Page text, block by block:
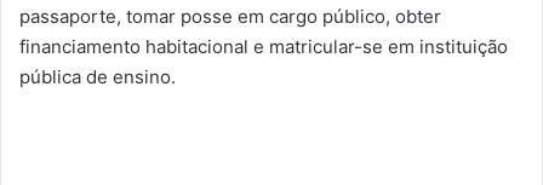
passaporte, tomar posse em cargo público, obter
financiamento habitacional e matricular-se em instituição
pública de ensino.